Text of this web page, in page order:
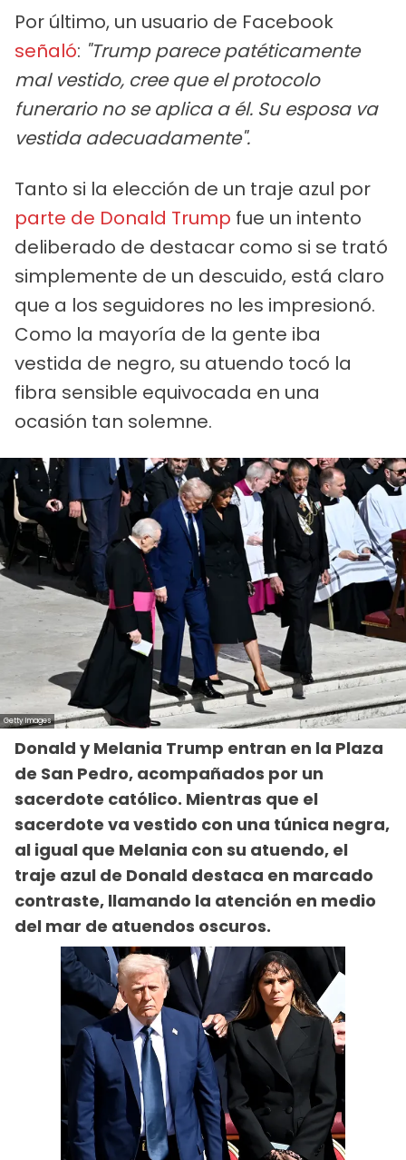
Por último, un usuario de Facebook
señaló: "Trump parece patéticamente
mal vestido, cree que el protocolo
funerario no se aplica a él. Su esposa va
vestida adecuadamente".
Tanto si la elección de un traje azul por
parte de Donald Trump fue un intento
deliberado de destacar como si se trató
simplemente de un descuido, está claro
que a los seguidores no les impresionó.
Como la mayoría de la gente iba
vestida de negro, su atuendo tocó la
fibra sensible equivocada en una
ocasión tan solemne.
Donald y Melania Trump entran en la Plaza
de San Pedro, acompañados por un
sacerdote católico. Mientras que el
sacerdote va vestido con una túnica negra,
al igual que Melania con su atuendo, el
traje azul de Donald destaca en marcado
contraste, llamando la atención en medio
del mar de atuendos oscuros.